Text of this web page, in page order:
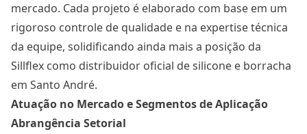
mercado. Cada projeto é elaborado com base em um
rigoroso controle de qualidade e na expertise técnica
da equipe, solidificando ainda mais a posição da
Sillflex como distribuidor oficial de silicone e borracha
em Santo André.
Atuação no Mercado e Segmentos de Aplicação
Abrangência Setorial